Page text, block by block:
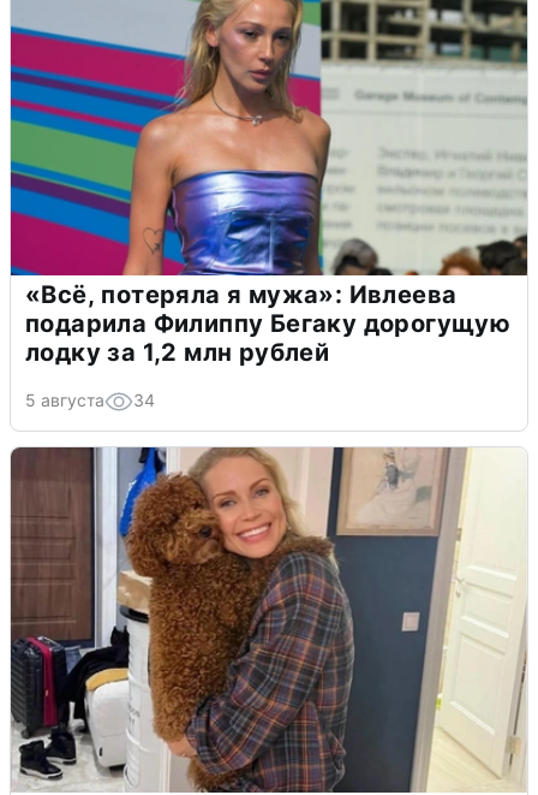
«Всё, потеряла я мужа»: Ивлеева
подарила Филиппу Бегаку дорогущую
лодку за 1,2 млн рублей
5 августа 34